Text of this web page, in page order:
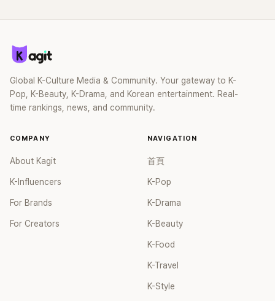
Global K-Culture Media & Community. Your gateway to K-
Pop, K-Beauty, K-Drama, and Korean entertainment. Real-
time rankings, news, and community.
COMPANY
About Kagit
K-Influencers
For Brands
For Creators
NAVIGATION
首頁
K-Pop
K-Drama
K-Beauty
K-Food
K-Travel
K-Style